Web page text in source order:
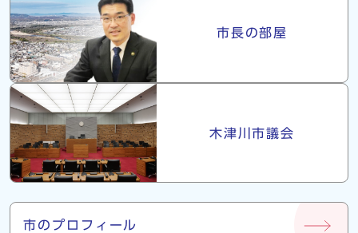
市長の部屋
木津川市議会
市について
市のプロフィール